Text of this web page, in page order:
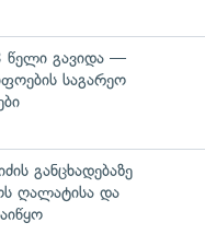
წელი გავიდა —
საგარეო
განცხადებაზე
ღალატისა და